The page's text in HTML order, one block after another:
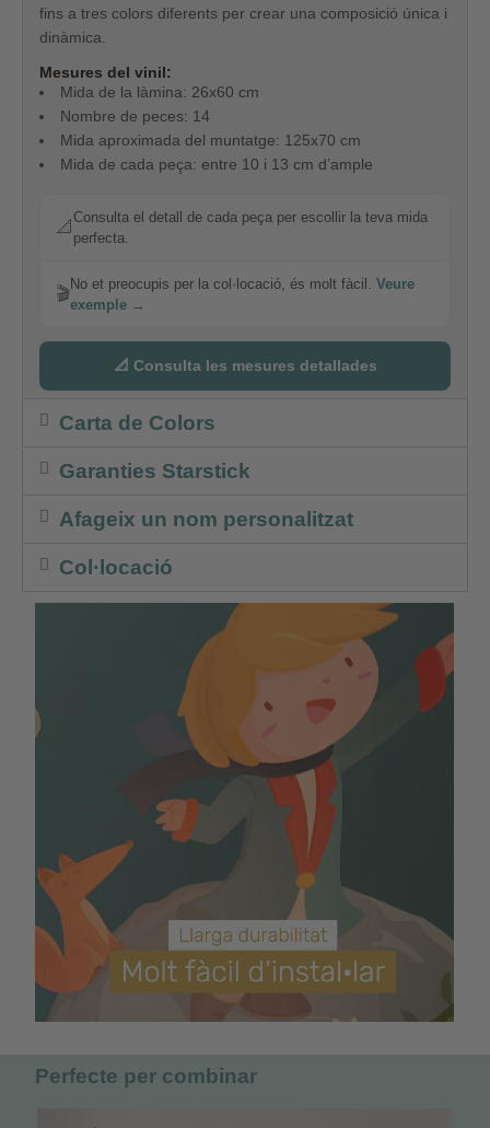
fins a tres colors diferents per crear una composició única i
dinàmica.
Mesures del vinil:
Mida de la làmina: 26x60 cm
Nombre de peces: 14
Mida aproximada del muntatge: 125x70 cm
Mida de cada peça: entre 10 i 13 cm d’ample
📐
Consulta el detall de cada peça per escollir la teva mida
perfecta.
🎬
No et preocupis per la col·locació, és molt fàcil. Veure
exemple →
📐 Consulta les mesures detallades
Carta de Colors
Garanties Starstick
Afageix un nom personalitzat
Col·locació
Perfecte per combinar